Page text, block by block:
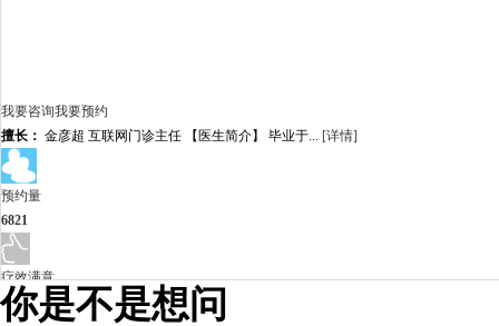
我要咨询我要预约
擅长： 金彦超 互联网门诊主任 【医生简介】 毕业于... [详情]
预约量
6821
疗效满意
98%
你是不是想问